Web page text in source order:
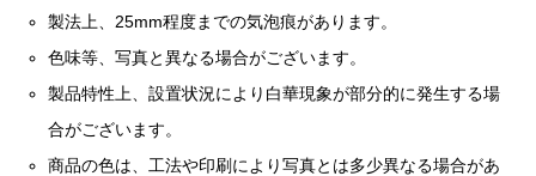
製法上、25mm程度までの気泡痕があります。
色味等、写真と異なる場合がございます。
製品特性上、設置状況により白華現象が部分的に発生する場
合がございます。
商品の色は、工法や印刷により写真とは多少異なる場合があ